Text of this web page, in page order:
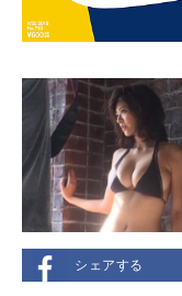
シェアする